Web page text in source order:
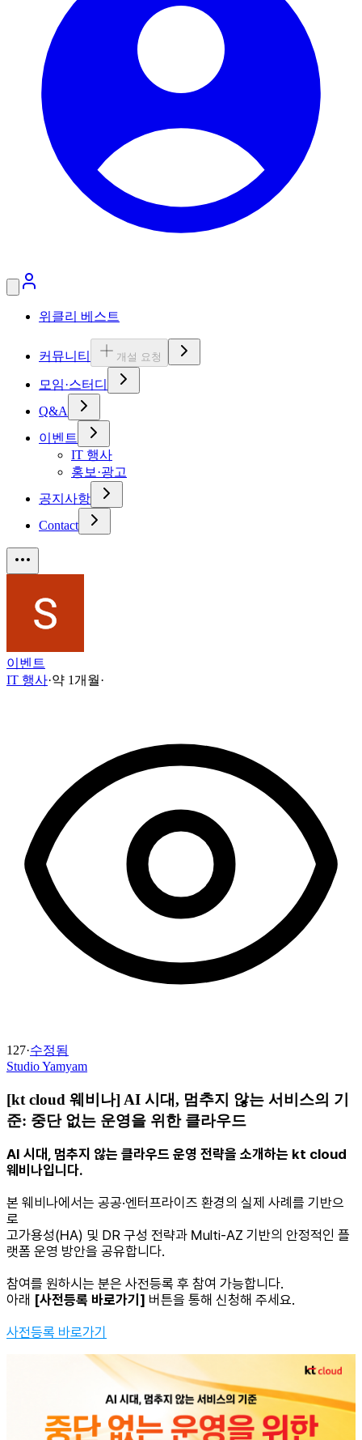
위클리 베스트
커뮤니티 개설 요청
모임·스터디
Q&A
이벤트
IT 행사
홍보·광고
공지사항
Contact
이벤트
IT 행사·약 1개월·
127·수정됨
Studio Yamyam
[kt cloud 웨비나] AI 시대, 멈추지 않는 서비스의 기
준: 중단 없는 운영을 위한 클라우드
AI 시대, 멈추지 않는 클라우드 운영 전략을 소개하는 kt cloud
웨비나입니다.
본 웨비나에서는 공공·엔터프라이즈 환경의 실제 사례를 기반으
로
고가용성(HA) 및 DR 구성 전략과 Multi-AZ 기반의 안정적인 플
랫폼 운영 방안을 공유합니다.
참여를 원하시는 분은 사전등록 후 참여 가능합니다.
아래 [사전등록 바로가기] 버튼을 통해 신청해 주세요.
사전등록 바로가기